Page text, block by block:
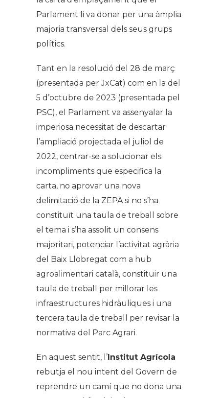
Parlament li va donar per una àmplia
majoria transversal dels seus grups
polítics.
Tant en la resolució del 28 de març
(presentada per JxCat) com en la del
5 d’octubre de 2023 (presentada pel
PSC), el Parlament va assenyalar la
imperiosa necessitat de descartar
l’ampliació projectada el juliol de
2022, centrar-se a solucionar els
incompliments que especifica la
carta, no aprovar una nova
delimitació de la ZEPA si no s’ha
constituït una taula de treball sobre
el tema i s’ha assolit un consens
majoritari, potenciar l’activitat agrària
del Baix Llobregat com a hub
agroalimentari català, constituir una
taula de treball per millorar les
infraestructures hidràuliques i una
tercera taula de treball per revisar la
normativa del Parc Agrari.
En aquest sentit, l’Institut Agrícola
rebutja el nou intent del Govern de
reprendre un camí que no dona una